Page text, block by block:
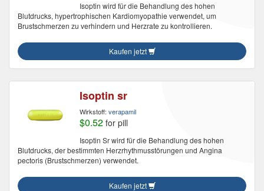
Isoptin wird für die Behandlung des hohen
Blutdrucks, hypertrophischen Kardiomyopathie verwendet, um
Brustschmerzen zu verhindern und Herzrate zu kontrollieren.
Kaufen jetzt
Isoptin sr
Wirkstoff: verapamil
$0.52 for pill
Isoptin Sr wird für die Behandlung des hohen
Blutdrucks, der bestimmten Herzrhythmusstörungen und Angina
pectoris (Brustschmerzen) verwendet.
Kaufen jetzt